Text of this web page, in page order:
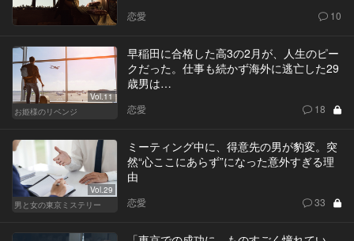
恋愛 10
Vol.11
お姫様のリベンジ
早稲田に合格した高3の2月が、人生のピー
クだった。仕事も続かず海外に逃亡した29
歳男は…
恋愛 18
Vol.29
男と女の東京ミステリー
ミーティング中に、得意先の男が豹変。突
然“心ここにあらず”になった意外すぎる理
由
恋愛 33